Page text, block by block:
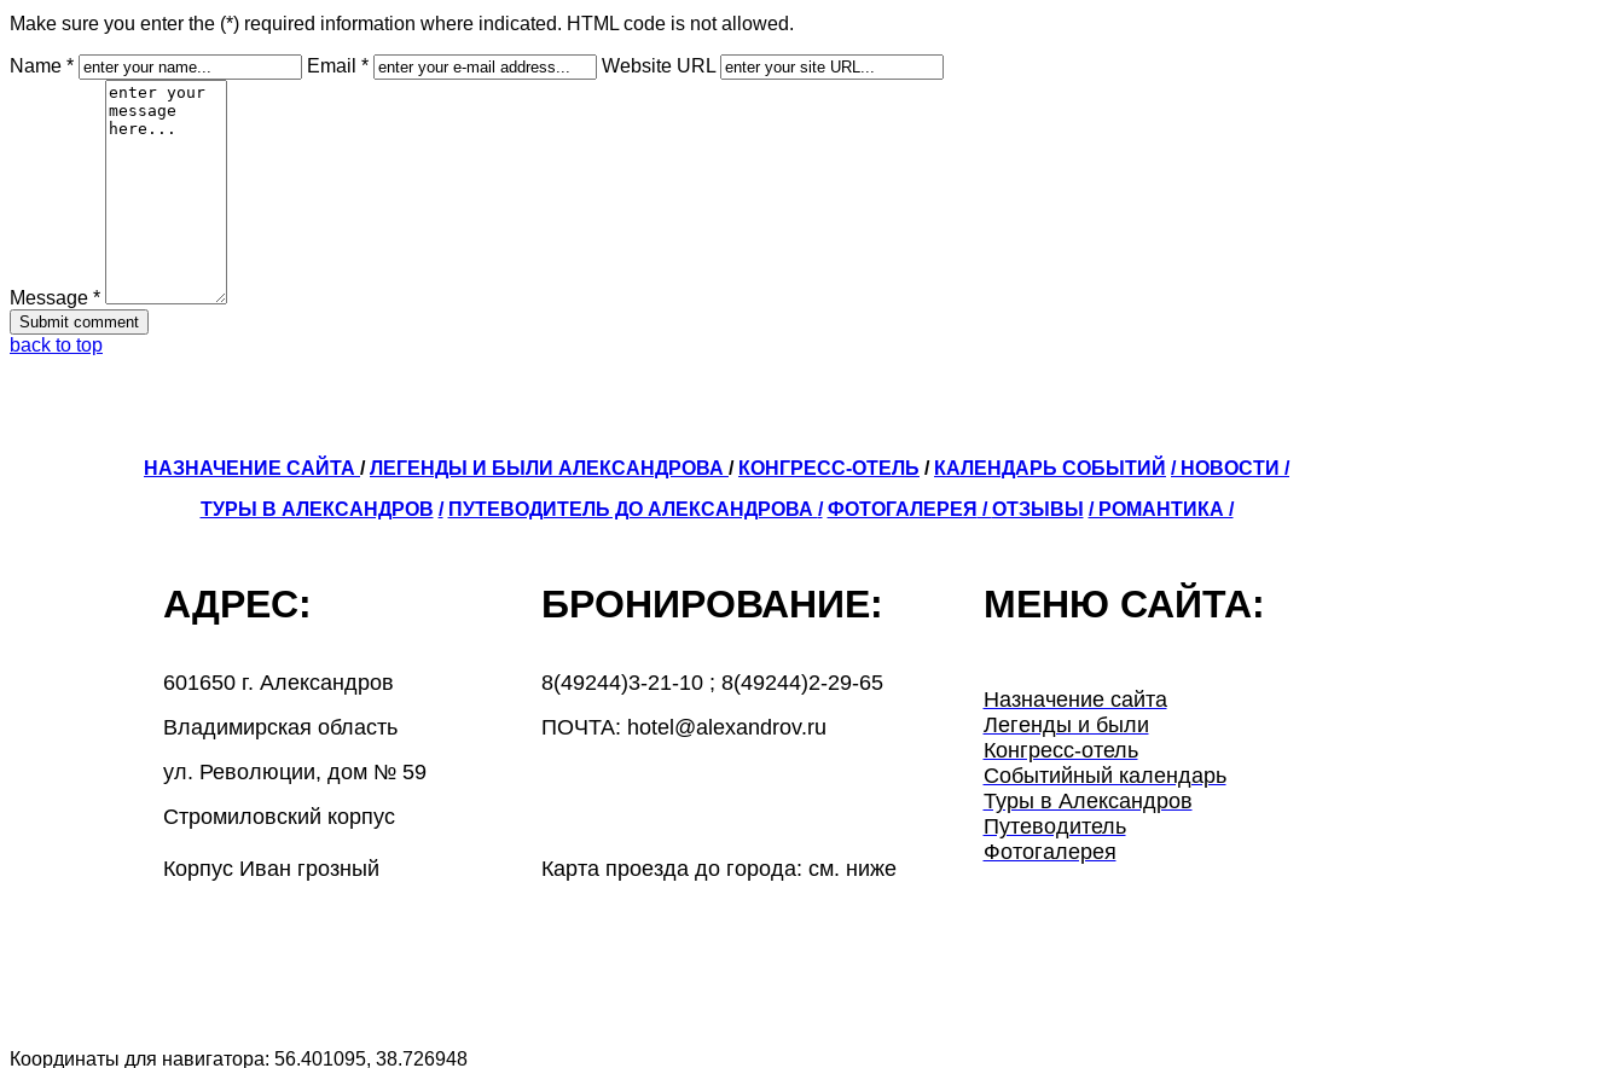
Make sure you enter the (*) required information where indicated. HTML code is not allowed.
Name * Email * Website URL
Message *
back to top
НАЗНАЧЕНИЕ САЙТА /ЛЕГЕНДЫ И БЫЛИ АЛЕКСАНДРОВА / КОНГРЕСС-ОТЕЛЬ / КАЛЕНДАРЬ СОБЫТИЙ / НОВОСТИ /
ТУРЫ В АЛЕКСАНДРОВ / ПУТЕВОДИТЕЛЬ ДО АЛЕКСАНДРОВА / ФОТОГАЛЕРЕЯ /ОТЗЫВЫ / РОМАНТИКА /
АДРЕС: БРОНИРОВАНИЕ: МЕНЮ САЙТА:
601650 г. Александров
Владимирская область
ул. Революции, дом № 59
Стромиловский корпус
Корпус Иван грозный
8(49244)3-21-10; 8(49244)2-29-65
ПОЧТА: hotel@alexandrov.ru
Карта проезда до города: см. ниже
Назначение сайта
Легенды и были
Конгресс-отель
Событийный календарь
Туры в Александров
Путеводитель
Фотогалерея
Координаты для навигатора: 56.401095, 38.726948